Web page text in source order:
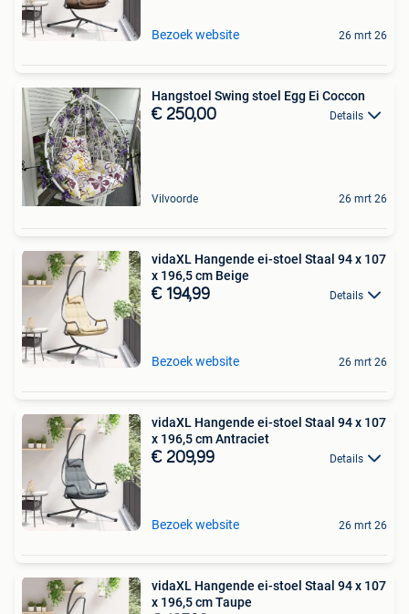
Bezoek website 26 mrt 26
Hangstoel Swing stoel Egg Ei Coccon
€ 250,00 Details
Vilvoorde 26 mrt 26
vidaXL Hangende ei-stoel Staal 94 x 107
x 196,5 cm Beige
€ 194,99 Details
Bezoek website 26 mrt 26
vidaXL Hangende ei-stoel Staal 94 x 107
x 196,5 cm Antraciet
€ 209,99 Details
Bezoek website 26 mrt 26
vidaXL Hangende ei-stoel Staal 94 x 107
x 196,5 cm Taupe